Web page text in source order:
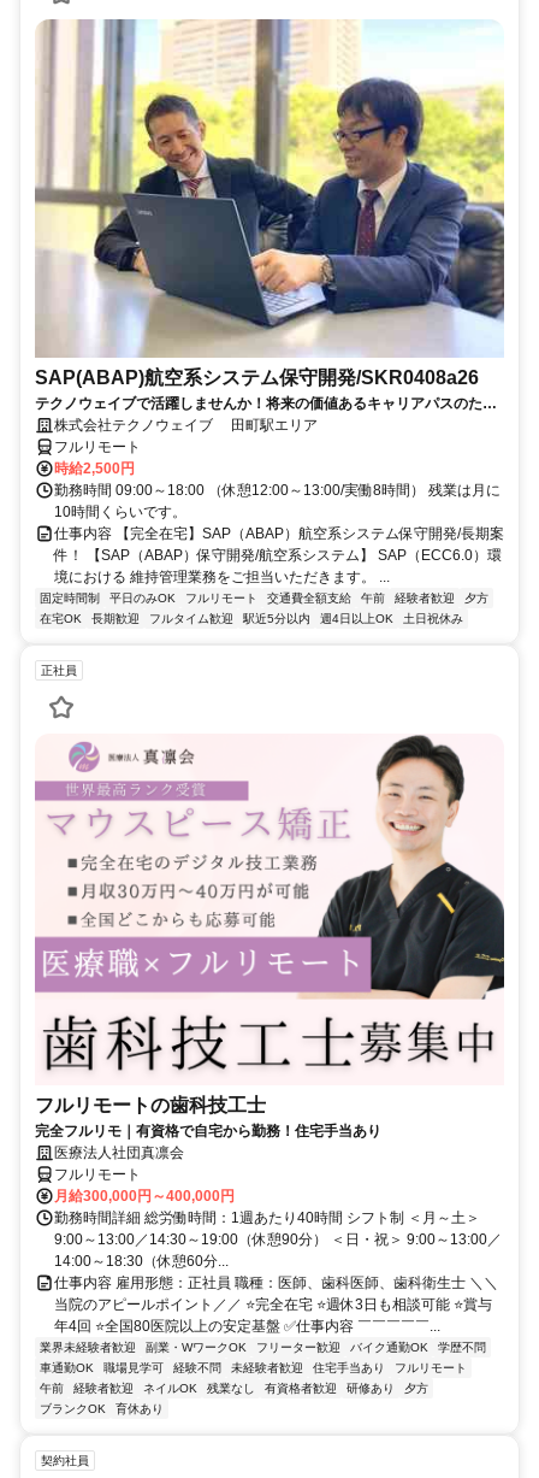
SAP(ABAP)航空系システム保守開発/SKR0408a26
テクノウェイブで活躍しませんか！将来の価値あるキャリアパスのため
の、長期的・安定的なサポートします
株式会社テクノウェイブ 田町駅エリア
フルリモート
時給2,500円
勤務時間 09:00～18:00 （休憩12:00～13:00/実働8時間） 残業は月に
10時間くらいです。
仕事内容 【完全在宅】SAP（ABAP）航空系システム保守開発/長期案
件！ 【SAP（ABAP）保守開発/航空系システム】 SAP（ECC6.0）環
境における 維持管理業務をご担当いただきます。 ...
固定時間制 平日のみOK フルリモート 交通費全額支給 午前 経験者歓迎
夕方
在宅OK
長期歓迎 フルタイム歓迎 駅近5分以内 週4日以上OK 土日祝休み
正社員
フルリモートの歯科技工士
完全フルリモ｜有資格で自宅から勤務！住宅手当あり
医療法人社団真凛会
フルリモート
月給300,000円～400,000円
勤務時間詳細 総労働時間：1週あたり40時間 シフト制 ＜月～土＞
9:00～13:00／14:30～19:00（休憩90分） ＜日・祝＞ 9:00～13:00／
14:00～18:30（休憩60分...
仕事内容 雇用形態：正社員 職種：医師、歯科医師、歯科衛生士 ＼＼
当院のアピールポイント／／ ⭐完全在宅 ⭐週休3日も相談可能 ⭐賞与
年4回 ⭐全国80医院以上の安定基盤 ✅仕事内容 ￣￣￣￣￣...
業界未経験者歓迎 副業・WワークOK フリーター歓迎 バイク通勤OK
学歴不問
車通勤OK
職場見学可 経験不問 未経験者歓迎 住宅手当あり
フルリモート
午前
経験者歓迎 ネイルOK 残業なし 有資格者歓迎 研修あり
夕方
ブランクOK
育休あり
契約社員